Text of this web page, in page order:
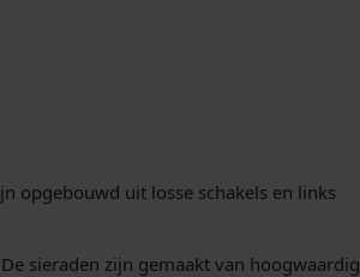
opgebouwd uit losse schakels en links
sieraden zijn gemaakt van hoogwaardig